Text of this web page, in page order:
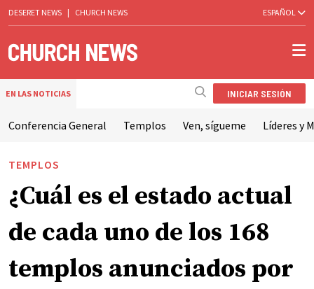
DESERET NEWS | CHURCH NEWS ESPAÑOL
EN LAS NOTICIAS INICIAR SESIÓN
Conferencia General Templos Ven, sígueme Líderes y
TEMPLOS
¿Cuál es el estado actual
de cada uno de los 168
templos anunciados por